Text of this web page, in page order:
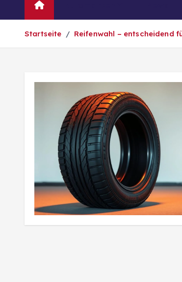
Startseite Reifenwahl – entscheidend